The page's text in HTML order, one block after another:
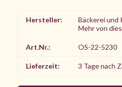
Hersteller:
Bäckerei
Mehr von
Art.Nr.: OS-22-5230
Lieferzeit: 3 Tage nach